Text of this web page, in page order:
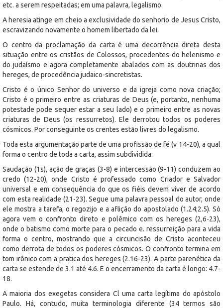
etc. a serem respeitadas; em uma palavra, legalismo.
A heresia atinge em cheio a exclusividade do senhorio de Jesus Cristo,
escravizando novamente o homem libertado da lei.
O centro da proclamação da carta é uma decorrência direta desta
situação entre os cristãos de Colossos, procedentes do helenismo e
do judaísmo e agora completamente abalados com as doutrinas dos
hereges, de procedência judaico-sincretistas.
Cristo é o único Senhor do universo e da igreja como nova criação;
Cristo é o primeiro entre as criaturas de Deus (e, portanto, nenhuma
potestade pode sequer estar a seu lado) e o primeiro entre as novas
criaturas de Deus (os ressurretos). Ele derrotou todos os poderes
cósmicos. Por conseguinte os crentes estão livres do legalismo.
Toda esta argumentação parte de uma profissão de fé (v 14-20), a qual
forma o centro de toda a carta, assim subdividida:
Saudação (1s), ação de graças (3-8) e intercessão (9-11) conduzem ao
credo (12-20), onde Cristo é professado como Criador e Salvador
universal e em consequência do que os fiéis devem viver de acordo
com esta realidade (21-23). Segue uma palavra pessoal do autor, onde
ele mostra a tarefa, o regozijo e a aflição do apostolado (1.24;2.5). Só
agora vem o confronto direto e polêmico com os hereges (2,6-23),
onde o batismo como morte para o pecado e. ressurreição para a vida
forma o centro, mostrando que a circuncisão de Cristo aconteceu
como derrota de todos os poderes cósmicos. O confronto termina em
tom irônico com a pratica dos hereges (2.16-23). A parte parenética da
carta se estende de 3.1 até 4.6. E o encerramento da carta é longo: 4.7-
18.
A maioria dos exegetas considera Cl uma carta legítima do apóstolo
Paulo. Há, contudo, muita terminologia diferente (34 termos são